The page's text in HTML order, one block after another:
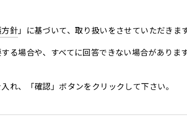
針」に基づいて、取り扱いをさせていただきます
場合や、すべてに回答できない場合があります
れ、「確認」ボタンをクリックして下さい。